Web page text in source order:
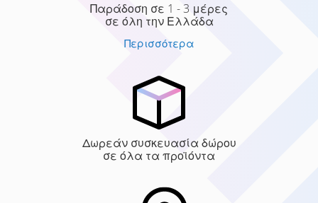
Παράδοση σε 1 - 3 μέρες
σε όλη την Ελλάδα
Περισσότερα
Δωρεάν συσκευασία δώρου
σε όλα τα προϊόντα